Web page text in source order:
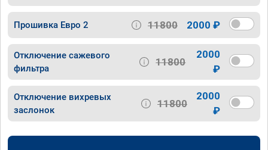
Прошивка Евро 2 11800 2000 ₽
Отключение сажевого
фильтра
11800
2000
₽
Отключение вихревых
заслонок
11800
2000
₽